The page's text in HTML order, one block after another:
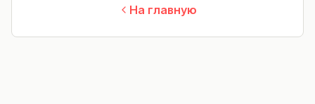
На главную